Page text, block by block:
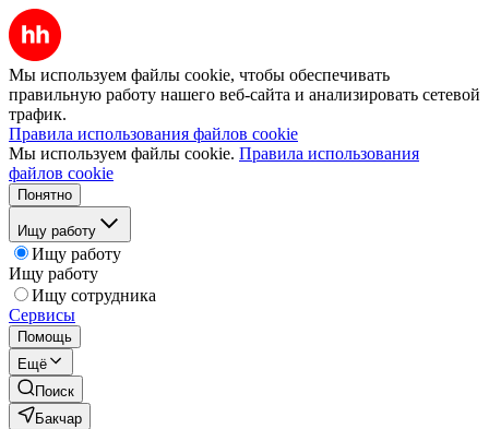
Мы используем файлы cookie, чтобы обеспечивать
правильную работу нашего веб-сайта и анализировать сетевой
трафик.
Правила использования файлов cookie
Мы используем файлы cookie. Правила использования
файлов cookie
Понятно
Ищу работу
Ищу работу
Ищу работу
Ищу сотрудника
Сервисы
Помощь
Ещё
Поиск
Бакчар